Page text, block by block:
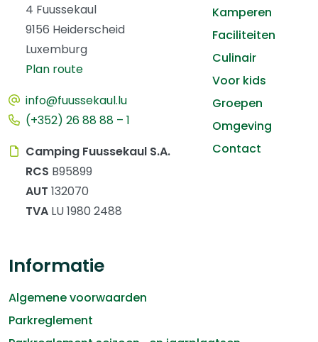
4 Fuussekaul
9156 Heiderscheid
Luxemburg
Plan route
info@fuussekaul.lu
(+352) 26 88 88 – 1
Camping Fuussekaul S.A.
RCS B95899
AUT 132070
TVA LU 1980 2488
Kamperen
Faciliteiten
Culinair
Voor kids
Groepen
Omgeving
Contact
Informatie
Algemene voorwaarden
Parkreglement